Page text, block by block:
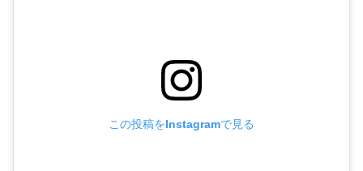
この投稿をInstagramで見る